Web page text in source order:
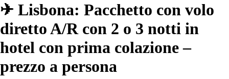
✈ Lisbona: Pacchetto con volo
diretto A/R con 2 o 3 notti in
hotel con prima colazione –
prezzo a persona